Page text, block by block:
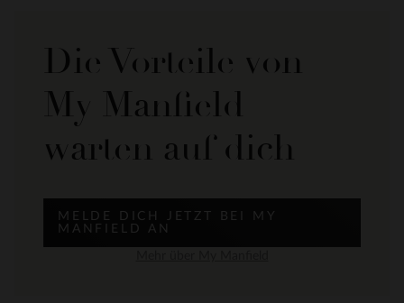
Die Vorteile von
My Manfield
warten auf dich
MELDE DICH JETZT BEI MY
MANFIELD AN